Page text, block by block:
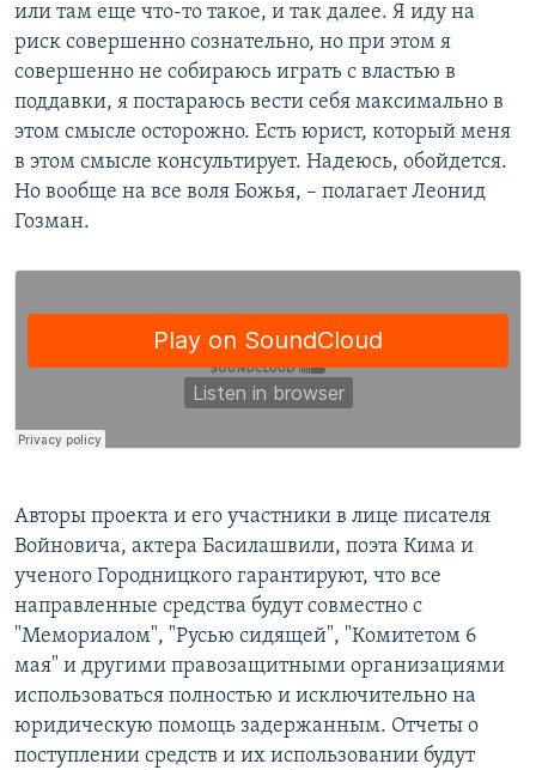
или там еще что-то такое, и так далее. Я иду на
риск совершенно сознательно, но при этом я
совершенно не собираюсь играть с властью в
поддавки, я постараюсь вести себя максимально в
этом смысле осторожно. Есть юрист, который меня
в этом смысле консультирует. Надеюсь, обойдется.
Но вообще на все воля Божья, – полагает Леонид
Гозман.
Авторы проекта и его участники в лице писателя
Войновича, актера Басилашвили, поэта Кима и
ученого Городницкого гарантируют, что все
направленные средства будут совместно с
"Мемориалом", "Русью сидящей", "Комитетом 6
мая" и другими правозащитными организациями
использоваться полностью и исключительно на
юридическую помощь задержанным. Отчеты о
поступлении средств и их использовании будут